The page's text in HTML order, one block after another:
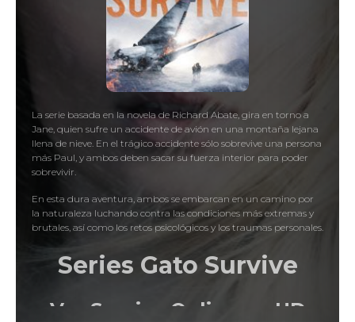
La serie basada en la novela de Richard Abate, gira en torno a
Jane, quien sufre un accidente de avión en una montaña lejana
llena de nieve. En el trágico accidente sólo sobrevive una persona
más Paul, y ambos deben sacar su fuerza interior para poder
sobrevivir.
En esta dura aventura, ambos se embarcan en un camino por
la naturaleza luchando contra las condiciones más extremas y
brutales, así como los retos psicológicos y los traumas personales.
Series Gato Survive
Ver Survive Online en HD